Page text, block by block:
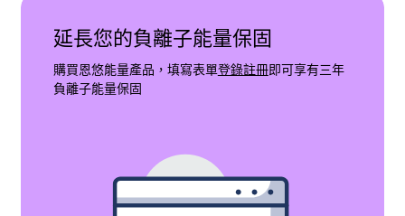
延長您的負離子能量保固
購買恩悠能量產品，填寫表單登錄註冊即可享有三年
負離子能量保固